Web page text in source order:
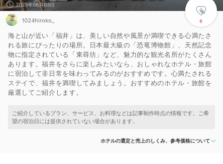
6
2025年06月03日
1024hiroko_
海と山が近い「福井」は、美しい自然や風景が満喫できる心満たさ
れる旅にぴったりの場所。日本最大級の「恐竜博物館」、天然記念
物に指定されている「東尋坊」など、魅力的な観光名所がたくさん
あります。福井をさらに楽しみたいなら、おしゃれなホテル・旅館
に宿泊して非日常を味わってみるのがおすすめです。心満たされる
ステイで、福井を満喫してみましょう。おすすめのホテル・旅館を
厳選してご紹介します。
ホテルの選定と売上のしくみ、参考価格について